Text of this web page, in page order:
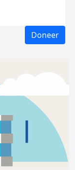
Doneer